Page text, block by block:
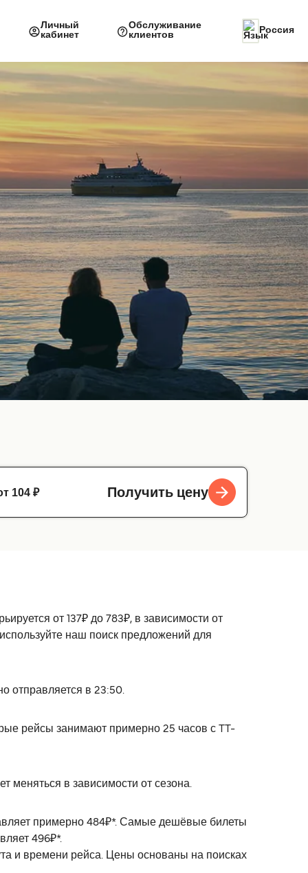
Личный
кабинет
Обслуживание
клиентов
Россия
104 ₽ Получить цену
от 137₽ до 783₽, в зависимости от
наш поиск предложений для
отправляется в 23:50.
рейсы занимают примерно 25 часов с TT-
меняться в зависимости от сезона.
примерно 484₽*. Самые дешёвые билеты
496₽*.
и времени рейса. Цены основаны на поисках